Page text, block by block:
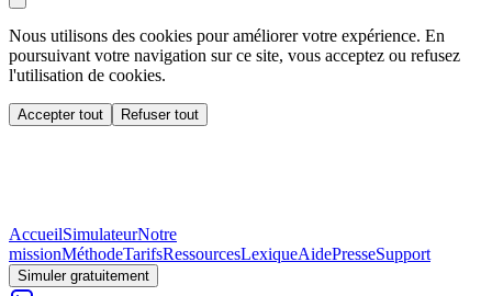
Nous utilisons des cookies pour améliorer votre expérience. En
poursuivant votre navigation sur ce site, vous acceptez ou refusez
l'utilisation de cookies.
Accepter tout Refuser tout
AccueilSimulateurNotre
missionMéthodeTarifsRessourcesLexiqueAidePresseSupport
Simuler gratuitement